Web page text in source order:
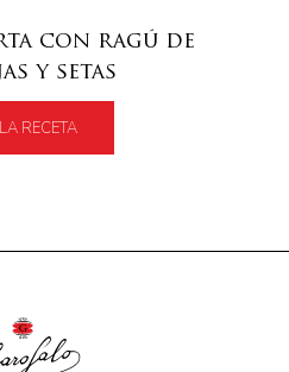
con ragú de
y setas
RECETA